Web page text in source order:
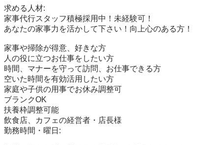
求める人材:
家事代行スタッフ積極採用中！未経験可！
あなたの家事力を活かして下さい！向上心のある方！
家事や掃除が得意、好きな方
人の役に立つお仕事をしたい方
時間、マナーを守って訪問、お仕事できる方
空いた時間を有効活用したい方
家庭や子供の用事でお休み調整可
ブランクOK
扶養枠調整可能
飲食店、カフェの経営者・店長様
勤務時間・曜日: